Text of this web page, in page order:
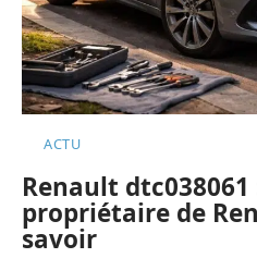
ACTU
Renault dtc038061
propriétaire de
savoir